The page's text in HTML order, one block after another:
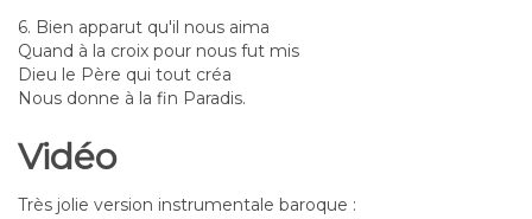
6. Bien apparut qu'il nous aima
Quand à la croix pour nous fut mis
Dieu le Père qui tout créa
Nous donne à la fin Paradis.
Vidéo
Très jolie version instrumentale baroque :